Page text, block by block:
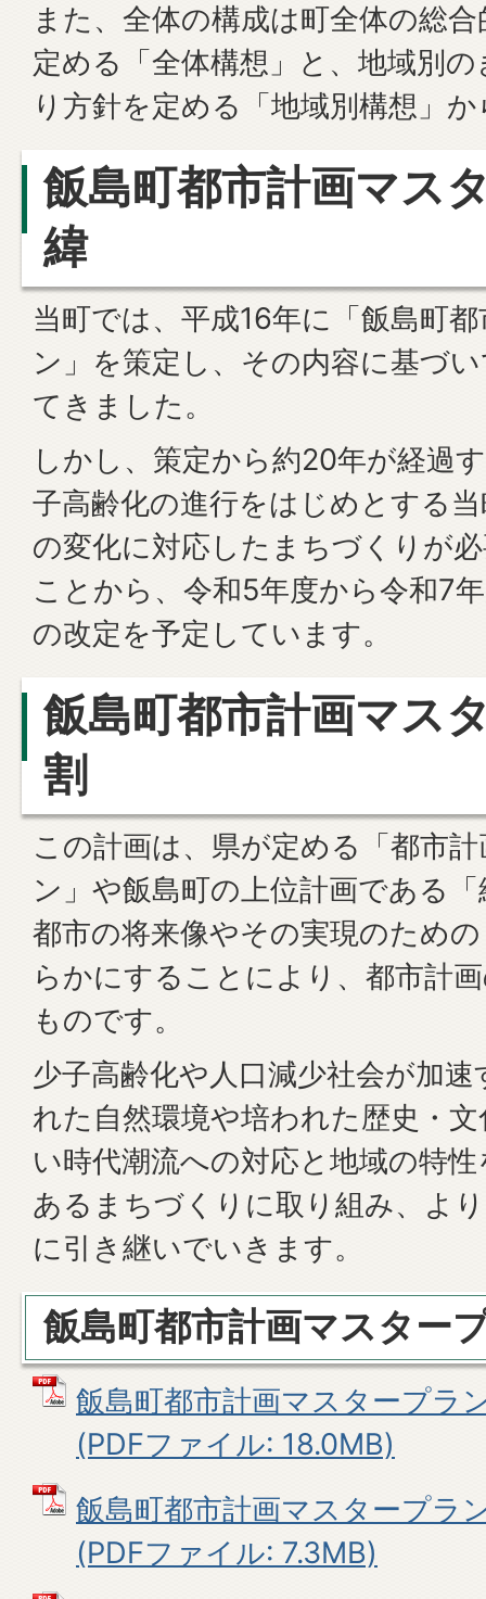
また、全体の構成は町全体の総
定める「全体構想」と、地域別
り方針を定める「地域別構想」
飯島町都市計画マス
緯
当町では、平成16年に「飯島町
ン」を策定し、その内容に基づ
てきました。
しかし、策定から約20年が経過
子高齢化の進行をはじめとする
の変化に対応したまちづくりが
ことから、令和5年度から令和7
の改定を予定しています。
飯島町都市計画マス
割
この計画は、県が定める「都市
ン」や飯島町の上位計画である
都市の将来像やその実現のため
らかにすることにより、都市計
ものです。
少子高齢化や人口減少社会が加
れた自然環境や培われた歴史・
い時代潮流への対応と地域の特
あるまちづくりに取り組み、よ
に引き継いでいきます。
飯島町都市計画マスター
飯島町都市計画マスタープラ
(PDFファイル: 18.0MB)
飯島町都市計画マスタープラ
(PDFファイル: 7.3MB)